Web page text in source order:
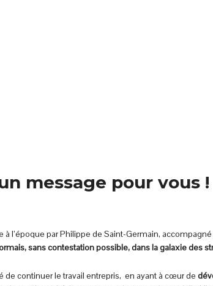
message pour vous !
à l’époque par Philippe de Saint-Germain,
sans contestation possible, dans la galaxie des
de continuer le travail entrepris, en ayant à cœur de